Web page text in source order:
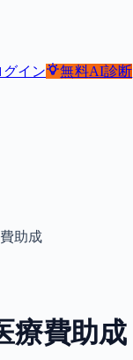
グイン 無料AI診断
助成
療費助成